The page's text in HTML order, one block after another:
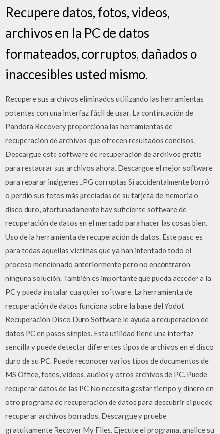
Recupere datos, fotos, videos,
archivos en la PC de datos
formateados, corruptos, dañados o
inaccesibles usted mismo.
Recupere sus archivos eliminados utilizando las herramientas
potentes con una interfaz fácil de usar. La continuación de
Pandora Recovery proporciona las herramientas de
recuperación de archivos que ofrecen resultados concisos.
Descargue este software de recuperación de archivos gratis
para restaurar sus archivos ahora. Descargue el mejor software
para reparar imágenes JPG corruptas Si accidentalmente borró
o perdió sus fotos más preciadas de su tarjeta de memoria o
disco duro, afortunadamente hay suficiente software de
recuperación de datos en el mercado para hacer las cosas bien.
Uso de la herramienta de recuperación de datos. Este paso es
para todas aquellas víctimas que ya han intentado todo el
proceso mencionado anteriormente pero no encontraron
ninguna solución. También es importante que pueda acceder a la
PC y pueda instalar cualquier software. La herramienta de
recuperación de datos funciona sobre la base del Yodot
Recuperación Disco Duro Software le ayuda a recuperacion de
datos PC en pasos simples. Esta utilidad tiene una interfaz
sencilla y puede detectar diferentes tipos de archivos en el disco
duro de su PC. Puede reconocer varios tipos de documentos de
MS Office, fotos, videos, audios y otros archivos de PC. Puede
recuperar datos de las PC No necesita gastar tiempo y dinero en
otro programa de recuperación de datos para descubrir si puede
recuperar archivos borrados. Descargue y pruebe
gratuitamente Recover My Files. Ejecute el programa, analice su